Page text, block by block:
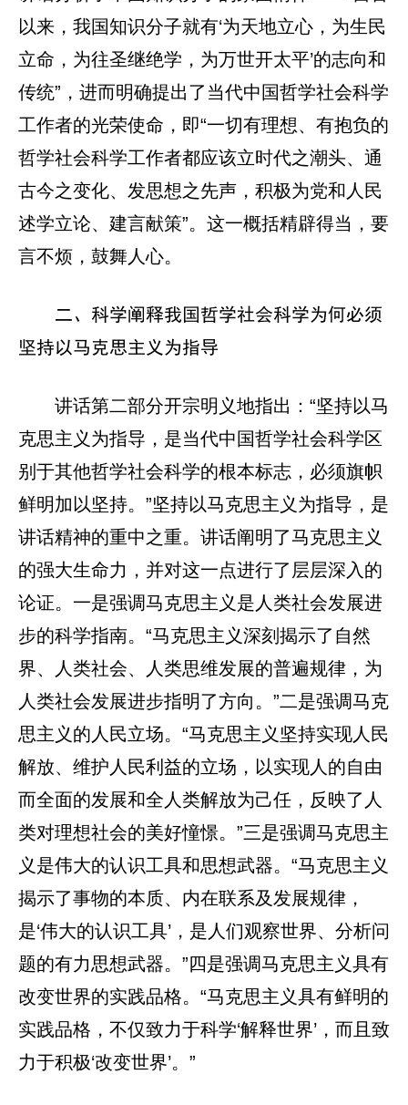
以来，我国知识分子就有‘为天地立心，为生民
立命，为往圣继绝学，为万世开太平’的志向和
传统”，进而明确提出了当代中国哲学社会科学
工作者的光荣使命，即“一切有理想、有抱负的
哲学社会科学工作者都应该立时代之潮头、通
古今之变化、发思想之先声，积极为党和人民
述学立论、建言献策”。这一概括精辟得当，要
言不烦，鼓舞人心。
二、科学阐释我国哲学社会科学为何必须
坚持以马克思主义为指导
讲话第二部分开宗明义地指出：“坚持以马
克思主义为指导，是当代中国哲学社会科学区
别于其他哲学社会科学的根本标志，必须旗帜
鲜明加以坚持。”坚持以马克思主义为指导，是
讲话精神的重中之重。讲话阐明了马克思主义
的强大生命力，并对这一点进行了层层深入的
论证。一是强调马克思主义是人类社会发展进
步的科学指南。“马克思主义深刻揭示了自然
界、人类社会、人类思维发展的普遍规律，为
人类社会发展进步指明了方向。”二是强调马克
思主义的人民立场。“马克思主义坚持实现人民
解放、维护人民利益的立场，以实现人的自由
而全面的发展和全人类解放为己任，反映了人
类对理想社会的美好憧憬。”三是强调马克思主
义是伟大的认识工具和思想武器。“马克思主义
揭示了事物的本质、内在联系及发展规律，
是‘伟大的认识工具’，是人们观察世界、分析问
题的有力思想武器。”四是强调马克思主义具有
改变世界的实践品格。“马克思主义具有鲜明的
实践品格，不仅致力于科学‘解释世界’，而且致
力于积极‘改变世界’。”